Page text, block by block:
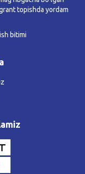
topishda yordam
bitimi